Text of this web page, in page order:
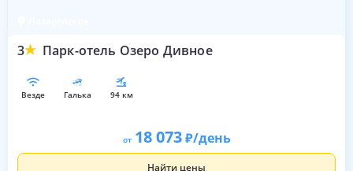
3 Парк-отель Озеро Дивное
везде галька 94 км
от 18 073 /день
Найти цены